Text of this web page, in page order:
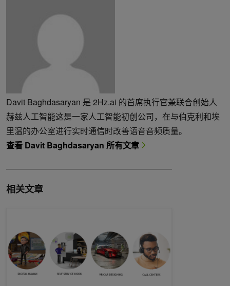
Davit Baghdasaryan 是 2Hz.ai 的首席执行官兼联合创始人
赫兹人工智能这是一家人工智能初创公司，在与伯克利和埃
里温的办公室进行实时通信时改善语音音频质量。
查看 Davit Baghdasaryan 所有文章
相关文章